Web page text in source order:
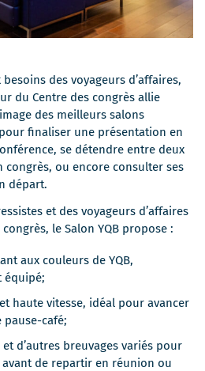
des voyageurs d’affaires,
du Centre des congrès allie
des meilleurs salons
finaliser une présentation en
se détendre entre deux
congrès, ou encore consulter ses
départ.
et des voyageurs d’affaires
le Salon YQB propose :
aux couleurs de YQB,
équipé;
haute vitesse, idéal pour avancer
café;
d’autres breuvages variés pour
avant de repartir en réunion ou